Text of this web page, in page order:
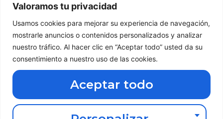
Valoramos tu privacidad
Usamos cookies para mejorar su experiencia de navegación,
mostrarle anuncios o contenidos personalizados y analizar
nuestro tráfico. Al hacer clic en “Aceptar todo” usted da su
consentimiento a nuestro uso de las cookies.
Aceptar todo
Descarga nuestra App de Grupo
Ferga
Haz clic aquí abajo
2026 Grupo
Ferga | Todos